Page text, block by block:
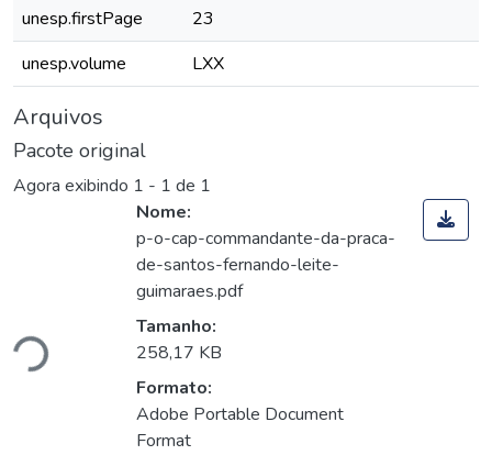
unesp.firstPage
23
unesp.volume
LXX
Arquivos
Pacote original
Agora exibindo 1 - 1 de 1
Nome:
p-o-cap-commandante-da-praca-
de-santos-fernando-leite-
guimaraes.pdf
Tamanho:
258,17 KB
Formato:
Adobe Portable Document
Format